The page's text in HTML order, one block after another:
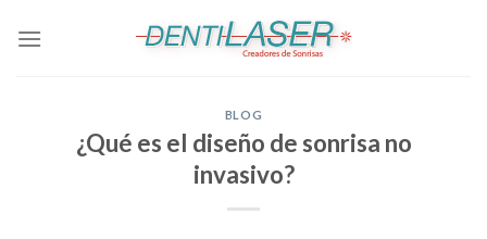
BLOG
¿Qué es el diseño de sonrisa no
invasivo?